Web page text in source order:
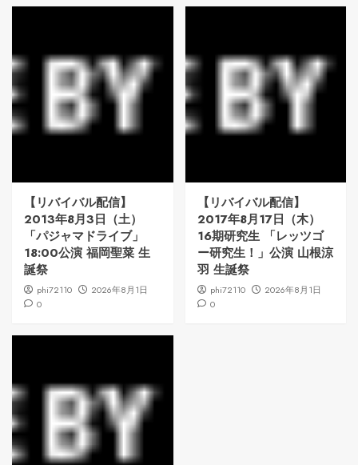
【リバイバル配信】
2013年8月3日（土）
「パジャマドライブ」
18:00公演 福岡聖菜 生
誕祭
phi72110
2026年8月1日
0
【リバイバル配信】
2017年8月17日（木）
16期研究生 「レッツゴ
ー研究生！」公演 山根涼
羽 生誕祭
phi72110
2026年8月1日
0